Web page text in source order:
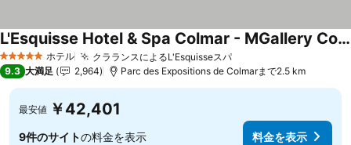
5 ホテルのランク
ホテル クラランスによるL'Esquisseスパ
L'Esquisse Hotel & Spa Colmar - MGallery Collection
9.3 大満足 2,964 Parc des Expositions de Colmarまで2.5 km
最安値 ￥42,401
9件のサイトの料金を表示 料金を表示